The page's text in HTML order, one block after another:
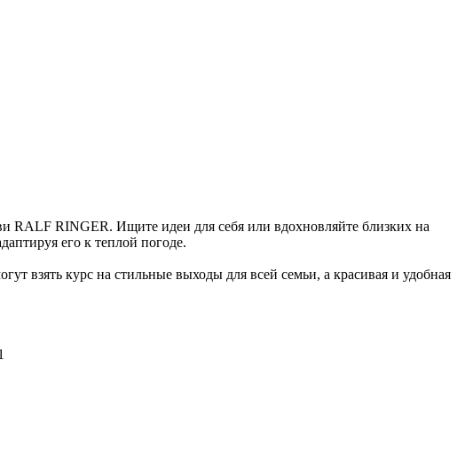
RALF RINGER. Ищите идеи для себя или вдохновляйте близких на
его к теплой погоде.
взять курс на стильные выходы для всей семьи, а красивая и удобная